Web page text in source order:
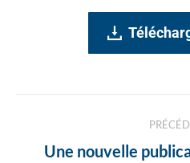
desUne nouvelle